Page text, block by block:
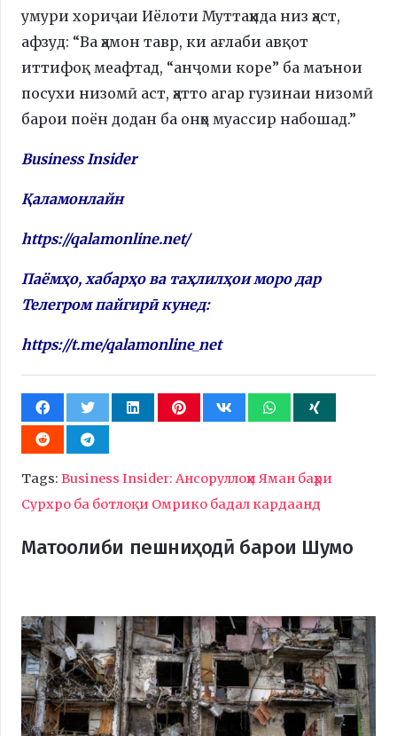
умури хориҷаи Иёлоти Муттаҳида низ ҳаст,
афзуд: “Ва ҳамон тавр, ки ағлаби авқот
иттифоқ меафтад, “анҷоми коре” ба маънои
посухи низомӣ аст, ҳатто агар гузинаи низомӣ
барои поён додан ба онҳо муассир набошад.”
Business Insider
Қаламонлайн
https://qalamonline.net/
Паёмҳо, хабарҳо ва таҳлилҳои моро дар
Телегром пайгирӣ кунед:
https://t.me/qalamonline_net
Tags: Business Insider: Ансоруллоҳи Яман баҳри
Сурхро ба ботлоқи Омрико бадал кардаанд
Матоолиби пешниҳодӣ барои Шумо